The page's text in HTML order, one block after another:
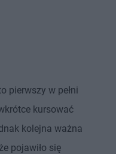
pierwszy w pełni
kursować
kolejna ważna
pojawiło się